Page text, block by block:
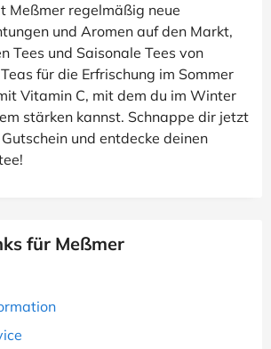
Meßmer regelmäßig neue
und Aromen auf den Markt,
Tees und Saisonale Tees von
für die Erfrischung im Sommer
Vitamin C, mit dem du im Winter
stärken kannst. Schnappe dir jetzt
und entdecke deinen
für Meßmer